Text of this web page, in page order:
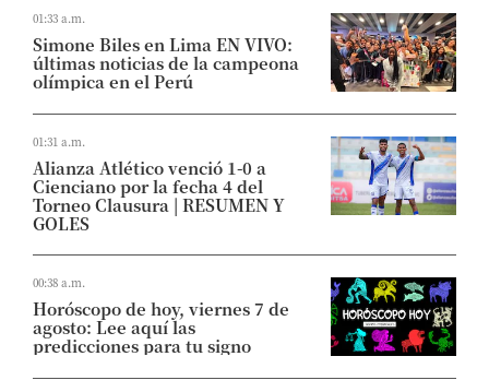
01:33 a.m.
Simone Biles en Lima EN VIVO:
últimas noticias de la campeona
olímpica en el Perú
01:31 a.m.
Alianza Atlético venció 1-0 a
Cienciano por la fecha 4 del
Torneo Clausura | RESUMEN Y
GOLES
00:38 a.m.
Horóscopo de hoy, viernes 7 de
agosto: Lee aquí las
predicciones para tu signo